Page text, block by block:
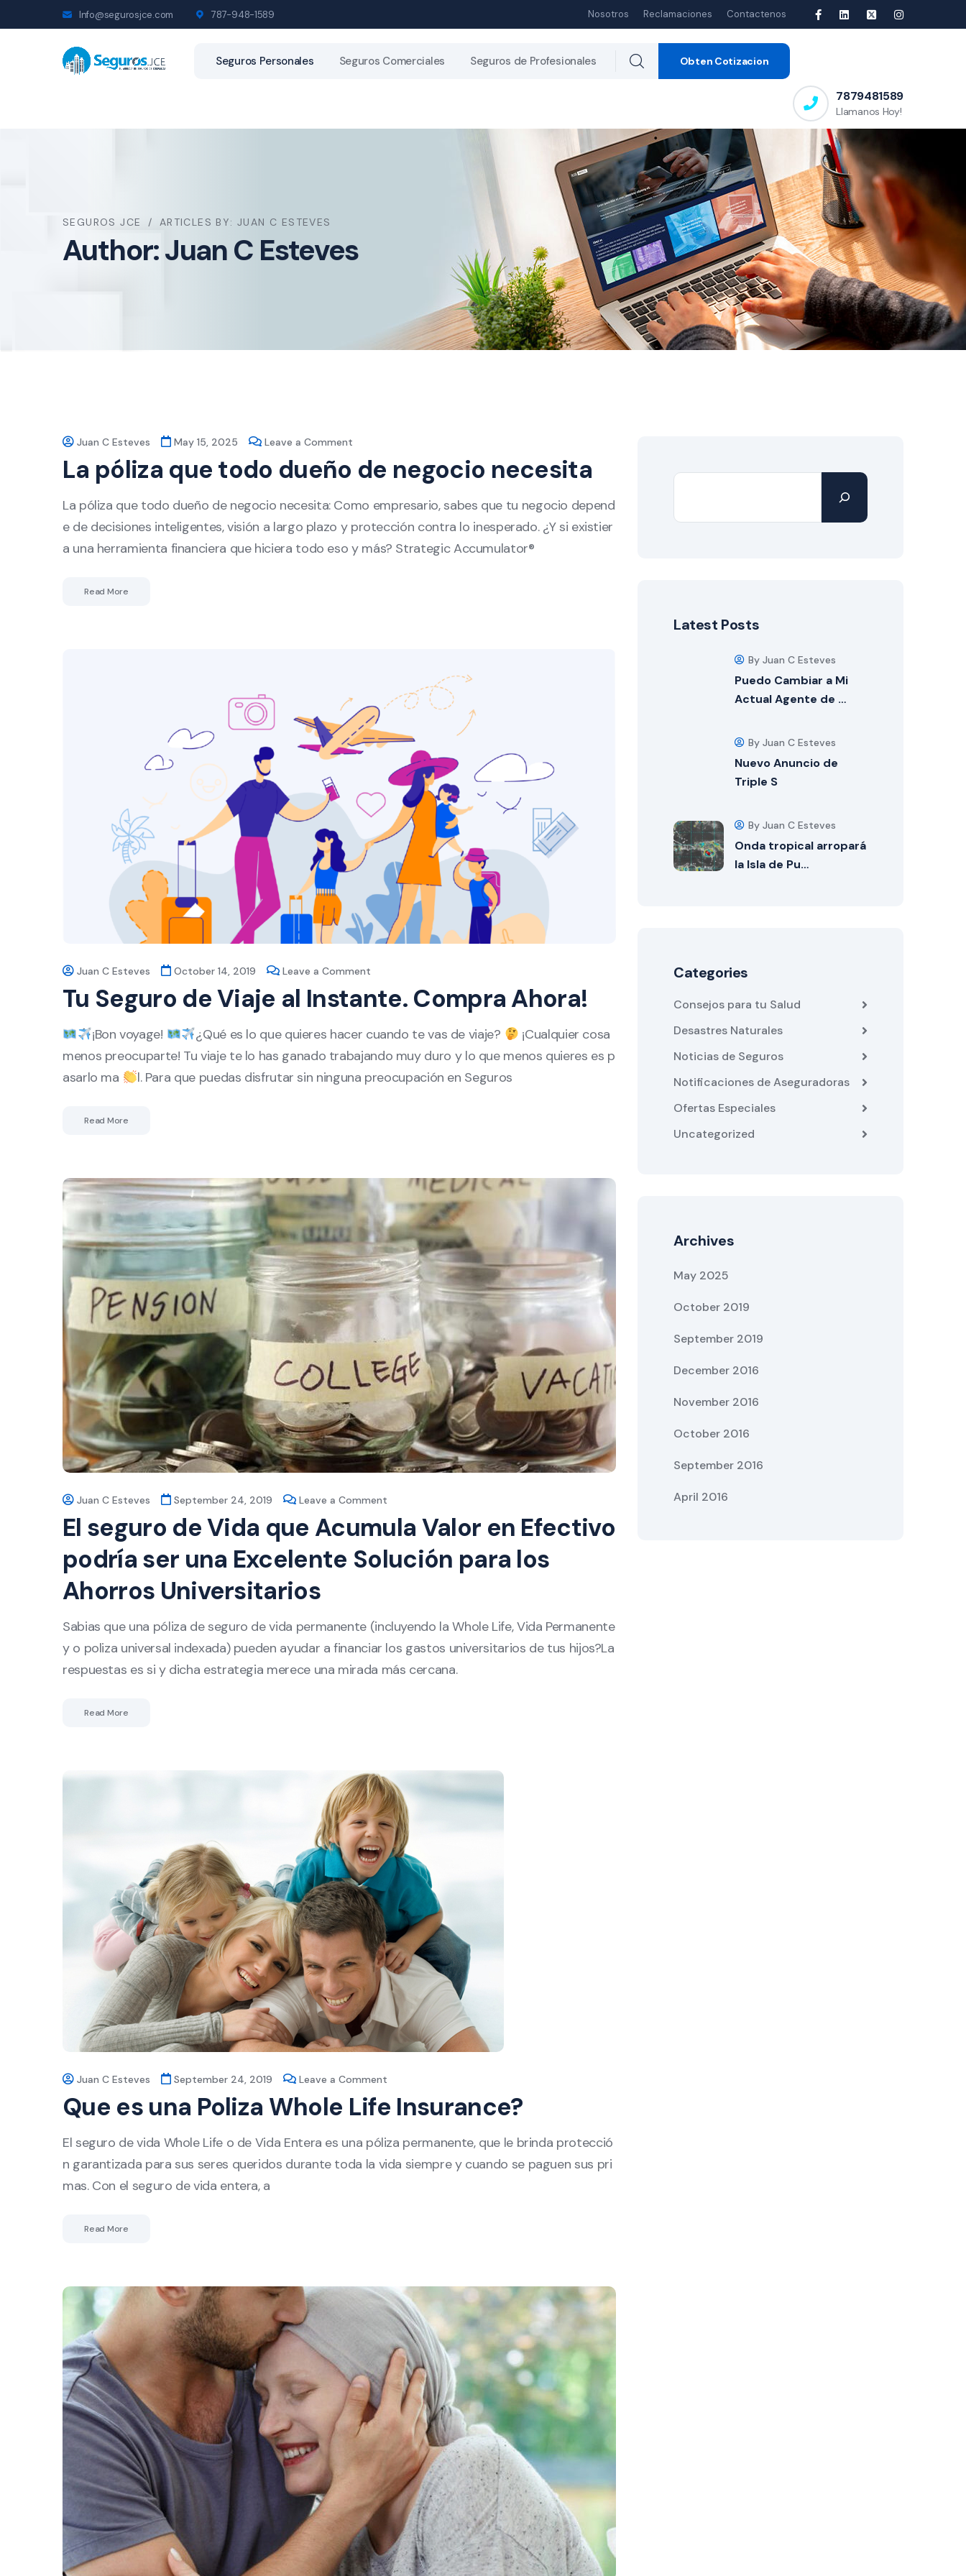
Info@segurosjce.com 787-948-1589 Nosotros Reclamaciones Contactenos
Seguros Personales Seguros Comerciales Seguros de Profesionales Obten Cotizacion
7879481589
Llamanos Hoy!
SEGUROS JCE ARTICLES BY: JUAN C ESTEVES
Author:Juan C Esteves
Juan C Esteves May 15, 2025 Leave a Comment
La póliza que todo dueño de negocio necesita
La póliza que todo dueño de negocio necesita: Como empresario, sabes que tu negocio depend
e de decisiones inteligentes, visión a largo plazo y protección contra lo inesperado. ¿Y si existier
a una herramienta financiera que hiciera todo eso y más? Strategic Accumulator®
Read More
Juan C Esteves October 14, 2019 Leave a Comment
Tu Seguro de Viaje al Instante. Compra Ahora!
¡Bon voyage! ¿Qué es lo que quieres hacer cuando te vas de viaje?
¡Cualquier cosa
menos preocuparte! Tu viaje te lo has ganado trabajando muy duro y lo que menos quieres es p
asarlo ma
l. Para que puedas disfrutar sin ninguna preocupación en Seguros
Read More
Juan C Esteves September 24, 2019 Leave a Comment
El seguro de Vida que Acumula Valor en Efectivo
podría ser una Excelente Solución para los
Ahorros Universitarios
Sabias que una póliza de seguro de vida permanente (incluyendo la Whole Life, Vida Permanente
y o poliza universal indexada) pueden ayudar a financiar los gastos universitarios de tus hijos?La
respuestas es si y dicha estrategia merece una mirada más cercana.
Read More
Juan C Esteves September 24, 2019 Leave a Comment
Que es una Poliza Whole Life Insurance?
El seguro de vida Whole Life o de Vida Entera es una póliza permanente, que le brinda protecció
n garantizada para sus seres queridos durante toda la vida siempre y cuando se paguen sus pri
mas. Con el seguro de vida entera, a
Read More
Latest Posts
Puedo Cambiar a Mi
Actual Agente de …
By Juan C Esteves
Nuevo Anuncio de
Triple S
By Juan C Esteves
Onda tropical arropará
la Isla de Pu…
By Juan C Esteves
Categories
Consejos para tu Salud
Desastres Naturales
Noticias de Seguros
Notificaciones de Aseguradoras
Ofertas Especiales
Uncategorized
Archives
May 2025
October 2019
September 2019
December 2016
November 2016
October 2016
September 2016
April 2016